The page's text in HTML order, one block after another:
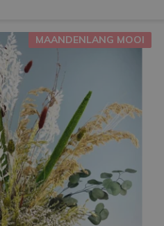
MAANDENLANG MOOI